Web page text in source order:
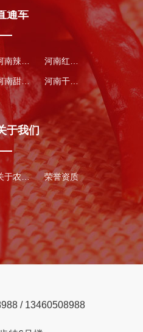
通车
河南辣椒种子 河南红辣椒
河南甜瓜种子 河南干辣椒
于我们
关于农得丰 荣誉资质
/ 13460508988